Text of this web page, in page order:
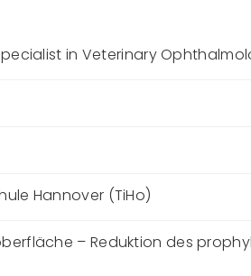
in Veterinary
Hannover (TiHo)
– Reduktion des